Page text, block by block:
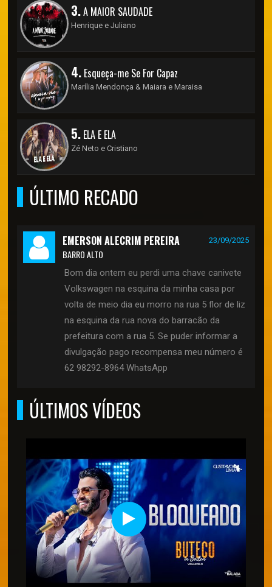
3.A MAIOR SAUDADE
Henrique e Juliano
4. Esqueça-me Se For Capaz
Marília Mendonça & Maiara e Maraisa
5. ELA E ELA
Zé Neto e Cristiano
ÚLTIMO RECADO
EMERSON ALECRIM PEREIRA 23/09/2025
BARRO ALTO
Bom dia ontem eu perdi uma chave canivete
Volkswagen na esquina da minha casa por
volta de meio dia eu morro na rua 5 flor de liz
na esquina da rua nova do barracão da
prefeitura com a rua 5. Se puder informar a
divulgação pago recompensa meu número é
62 98292-8964 WhatsApp
ÚLTIMOS VÍDEOS